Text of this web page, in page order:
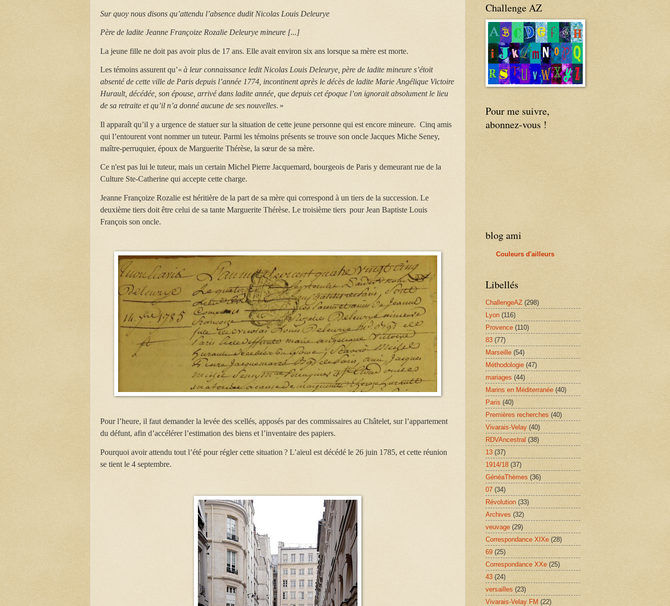
Sur quoy nous disons qu’attendu l’absence dudit Nicolas Louis Deleurye
Père de ladite Jeanne Françoize Rozalie Deleurye mineure [...]
La jeune fille ne doit pas avoir plus de 17 ans. Elle avait environ six ans lorsque sa mère est morte.
Les témoins assurent qu’« à leur connaissance ledit Nicolas Louis Deleurye, père de ladite mineure s’étoit
absenté de cette ville de Paris depuis l’année 1774, incontinent après le décès de ladite Marie Angélique Victoire
Hurault, décédée, son épouse, arrivé dans ladite année, que depuis cet époque l’on ignorait absolument le lieu
de sa retraite et qu’il n’a donné aucune de ses nouvelles. »
Il apparaît qu’il y a urgence de statuer sur la situation de cette jeune personne qui est encore mineure. Cinq amis
qui l’entourent vont nommer un tuteur. Parmi les témoins présents se trouve son oncle Jacques Miche Seney,
maître-perruquier, époux de Marguerite Thérèse, la sœur de sa mère.
Ce n'est pas lui le tuteur, mais un certain Michel Pierre Jacquemard, bourgeois de Paris y demeurant rue de la
Culture Ste-Catherine qui accepte cette charge.
Jeanne Françoize Rozalie est héritière de la part de sa mère qui correspond à un tiers de la succession. Le
deuxième tiers doit être celui de sa tante Marguerite Thérèse. Le troisième tiers pour Jean Baptiste Louis
François son oncle.
Pour l’heure, il faut demander la levée des scellés, apposés par des commissaires au Châtelet, sur l’appartement
du défunt, afin d’accélérer l’estimation des biens et l’inventaire des papiers.
Pourquoi avoir attendu tout l’été pour régler cette situation ? L’aïeul est décédé le 26 juin 1785, et cette réunion
se tient le 4 septembre.
Challenge AZ
Pour me suivre,
abonnez-vous !
blog ami
Couleurs d'ailleurs
Libellés
ChallengeAZ (298)
Lyon (116)
Provence (110)
83 (77)
Marseille (54)
Méthodologie (47)
mariages (44)
Marins en Méditerranée (40)
Paris (40)
Premières recherches (40)
Vivarais-Velay (40)
RDVAncestral (38)
13 (37)
1914/18 (37)
GénéaThèmes (36)
07 (34)
Révolution (33)
Archives (32)
veuvage (29)
Correspondance XIXe (28)
69 (25)
Correspondance XXe (25)
43 (24)
versailles (23)
Vivarais-Velay FM (22)